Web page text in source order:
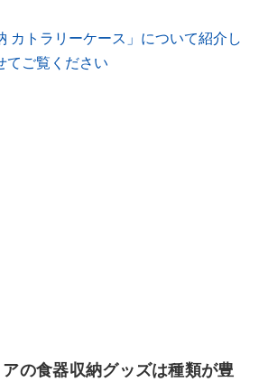
カトラリーケース」について紹介し
てご覧ください
の食器収納グッズは種類が豊